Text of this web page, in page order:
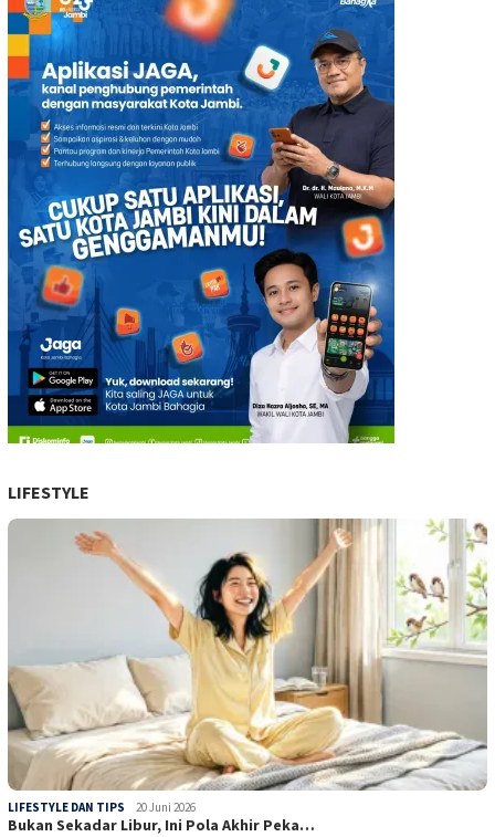
LIFESTYLE
LIFESTYLE DAN TIPS 20 Juni 2026
Bukan Sekadar Libur, Ini Pola Akhir Peka…